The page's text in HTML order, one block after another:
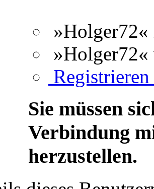
»Holger72«
Sie müssen
Verbindung
herzustellen.